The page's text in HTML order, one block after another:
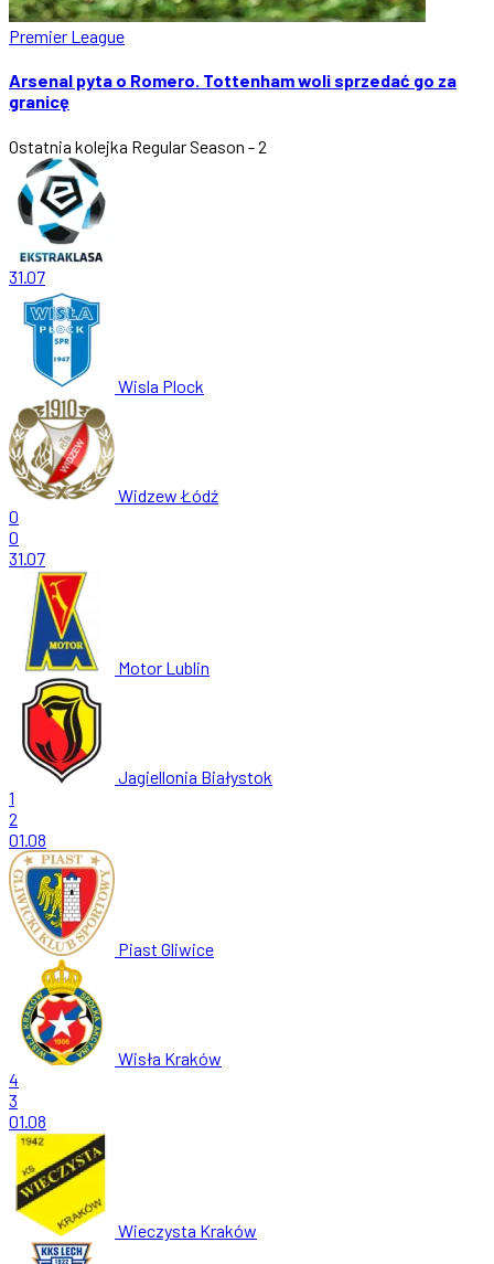
Premier League
Arsenal pyta o Romero. Tottenham woli sprzedać go za
granicę
Ostatnia kolejka Regular Season - 2
31.07
Wisla Plock
Widzew Łódź
0
0
31.07
Motor Lublin
Jagiellonia Białystok
1
2
01.08
Piast Gliwice
Wisła Kraków
4
3
01.08
Wieczysta Kraków